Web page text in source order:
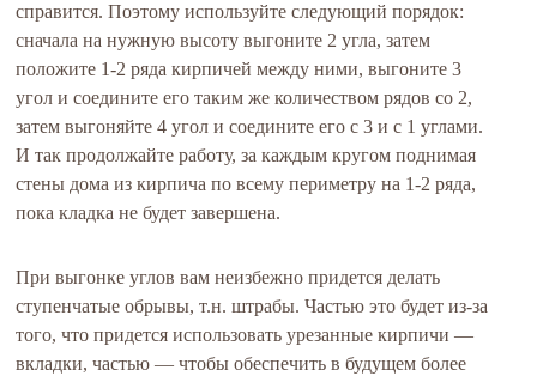
справится. Поэтому используйте следующий порядок:
сначала на нужную высоту выгоните 2 угла, затем
положите 1-2 ряда кирпичей между ними, выгоните 3
угол и соедините его таким же количеством рядов со 2,
затем выгоняйте 4 угол и соедините его с 3 и с 1 углами.
И так продолжайте работу, за каждым кругом поднимая
стены дома из кирпича по всему периметру на 1-2 ряда,
пока кладка не будет завершена.
При выгонке углов вам неизбежно придется делать
ступенчатые обрывы, т.н. штрабы. Частью это будет из-за
того, что придется использовать урезанные кирпичи —
вкладки, частью — чтобы обеспечить в будущем более